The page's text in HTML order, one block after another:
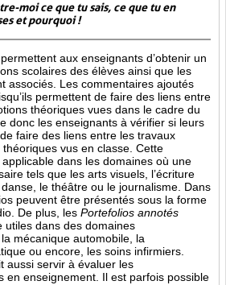
moi ce que tu sais, ce que tu en
et pourquoi !
permettent aux enseignants d’obtenir un
scolaires des élèves ainsi que les
associés. Les commentaires ajoutés
permettent de faire des liens entre
théoriques vues dans le cadre du
donc les enseignants à vérifier si leurs
faire des liens entre les travaux
vus en classe. Cette
dans les domaines où une
tels que les arts visuels, l’écriture
le théâtre ou le journalisme. Dans
peuvent être présentés sous la forme
De plus, les Portefolios annotés
utiles dans des domaines
mécanique automobile, la
ou encore, les soins infirmiers.
aussi servir à évaluer les
en enseignement. Il est parfois possible